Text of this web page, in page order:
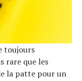
toujours
rare que les
la patte pour un